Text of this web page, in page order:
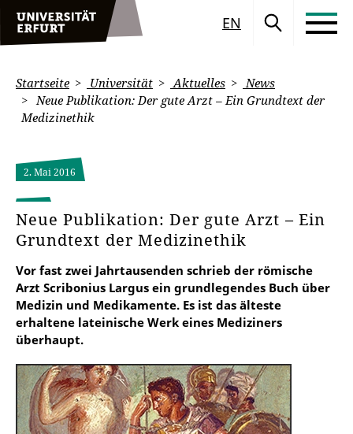
EN
Startseite Universität Aktuelles
News
Neue Publikation: Der gute Arzt – Ein Grundtext der
Medizinethik
2. Mai 2016
Neue Publikation: Der gute Arzt – Ein
Grundtext der Medizinethik
Vor fast zwei Jahrtausenden schrieb der römische
Arzt Scribonius Largus ein grundlegendes Buch über
Medizin und Medikamente. Es ist das älteste
erhaltene lateinische Werk eines Mediziners
überhaupt.